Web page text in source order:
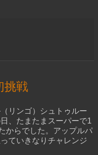
挑戦
リンゴ）シュトゥルー
、たまたまスーパーで1
からでした。アップルパ
ていきなりチャレンジ